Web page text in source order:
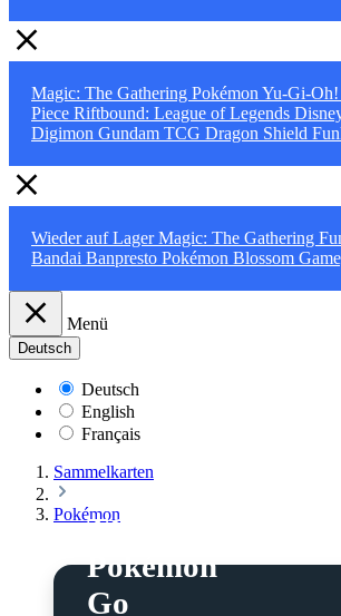
Magic: The Gathering Pokémon Yu-Gi-Oh!
Piece Riftbound: League of Legends
Digimon Gundam TCG Dragon Shield
Wieder auf LagerMagic: The Gathering
Bandai Banpresto Pokémon Blossom
Menü
Deutsch
Deutsch
English
Français
Sammelkarten
Pokémon
Pokémon
TCG:
Pokémon
Go